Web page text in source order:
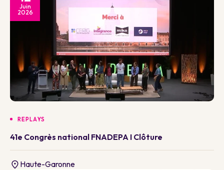
Juin
2026
REPLAYS
41e Congrès national FNADEPA I Clôture
Haute-Garonne